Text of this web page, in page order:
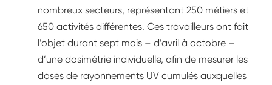
nombreux secteurs, représentant 250 métiers et
650 activités différentes. Ces travailleurs ont fait
l’objet durant sept mois – d’avril à octobre –
d’une dosimétrie individuelle, afin de mesurer les
doses de rayonnements UV cumulés auxquelles